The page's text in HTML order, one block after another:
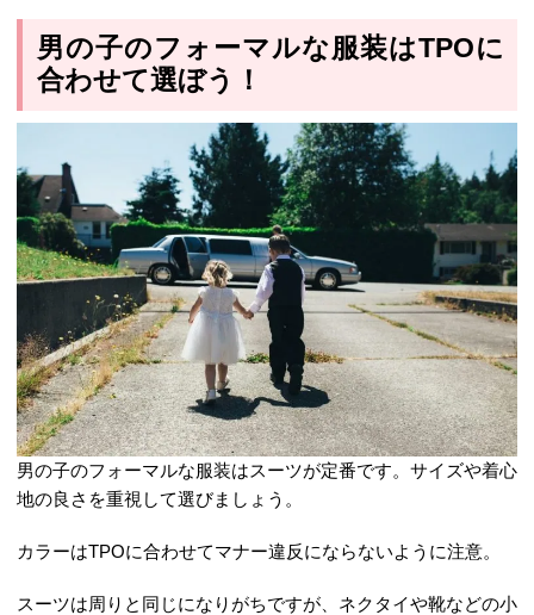
男の子のフォーマルな服装はTPOに
合わせて選ぼう！
男の子のフォーマルな服装はスーツが定番です。サイズや着心
地の良さを重視して選びましょう。
カラーはTPOに合わせてマナー違反にならないように注意。
スーツは周りと同じになりがちですが、ネクタイや靴などの小